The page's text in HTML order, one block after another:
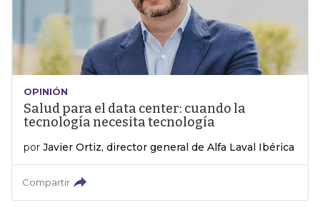
OPINIÓN
Salud para el data center: cuando la
tecnología necesita tecnología
por Javier Ortiz, director general de Alfa Laval Ibérica
Compartir